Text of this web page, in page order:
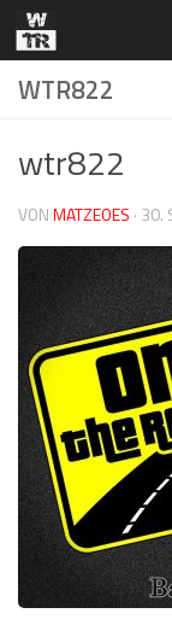
Zum Inhalt
WTR822
wtr822
VONMATZEOES · 30.